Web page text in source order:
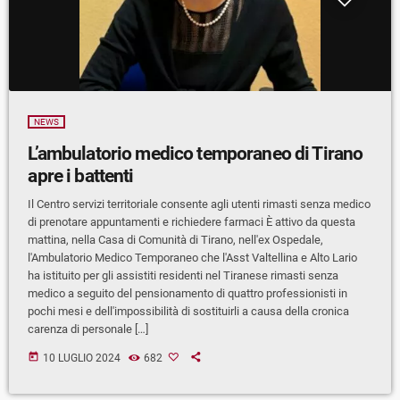
NEWS
L’ambulatorio medico temporaneo di Tirano
apre i battenti
Il Centro servizi territoriale consente agli utenti rimasti senza medico
di prenotare appuntamenti e richiedere farmaci È attivo da questa
mattina, nella Casa di Comunità di Tirano, nell'ex Ospedale,
l'Ambulatorio Medico Temporaneo che l'Asst Valtellina e Alto Lario
ha istituito per gli assistiti residenti nel Tiranese rimasti senza
medico a seguito del pensionamento di quattro professionisti in
pochi mesi e dell'impossibilità di sostituirli a causa della cronica
carenza di personale […]
today 10 LUGLIO 2024 682